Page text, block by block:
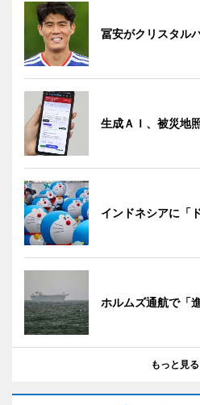
冨安がクリスタル
生成ＡＩ、被災地
インドネシアに「
ホルムズ通航で「
もっと見る